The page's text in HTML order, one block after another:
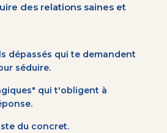
des relations saines et
dépassés qui te demandent
séduire.
qui t'obligent à
du concret.